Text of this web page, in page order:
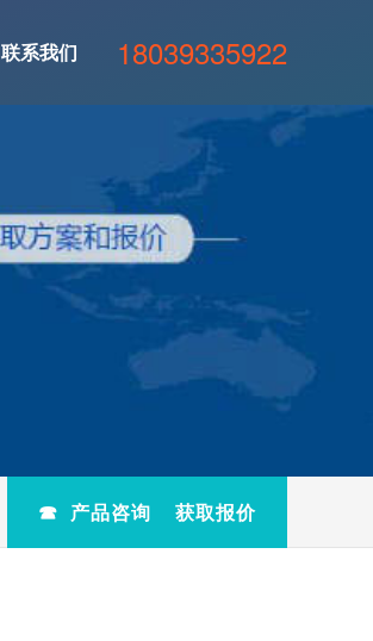
联系我们 18039335922
☎ 产品咨询 获取报价